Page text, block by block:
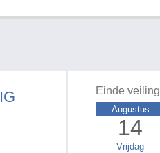
Einde veiling
Vrijdag
14
Augustus